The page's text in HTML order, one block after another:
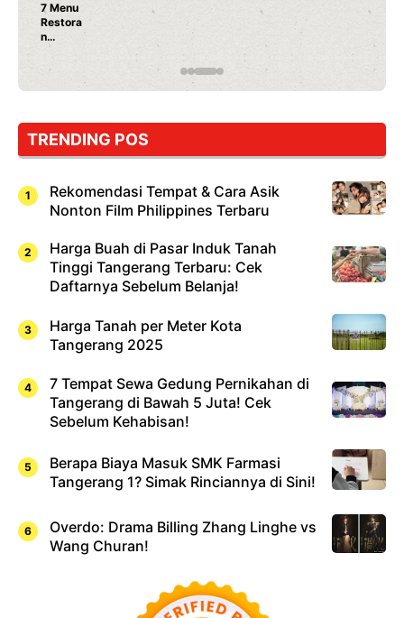
7 Menu
Restora
n
Jepang
yang
Dicoba,
Cuma
Sushi!
TRENDING POS
Rekomendasi Tempat & Cara Asik
Nonton Film Philippines Terbaru
Harga Buah di Pasar Induk Tanah
Tinggi Tangerang Terbaru: Cek
Daftarnya Sebelum Belanja!
Harga Tanah per Meter Kota
Tangerang 2025
7 Tempat Sewa Gedung Pernikahan di
Tangerang di Bawah 5 Juta! Cek
Sebelum Kehabisan!
Berapa Biaya Masuk SMK Farmasi
Tangerang 1? Simak Rinciannya di Sini!
Overdo: Drama Billing Zhang Linghe vs
Wang Churan!